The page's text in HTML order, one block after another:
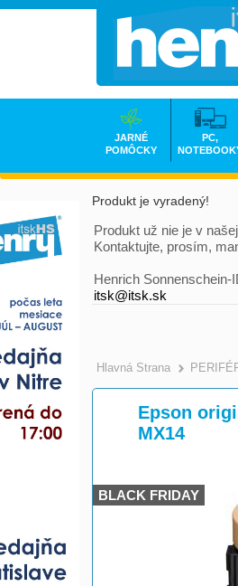
Produkt je vyradený!
Produkt už nie je v
Kontaktujte, prosím,
Henrich Sonnenschein-
itsk@itsk.sk
Hlavná Strana
Epson
MX14
BLACK FRIDAY
JARNÉ
POMÔCKY
PC,